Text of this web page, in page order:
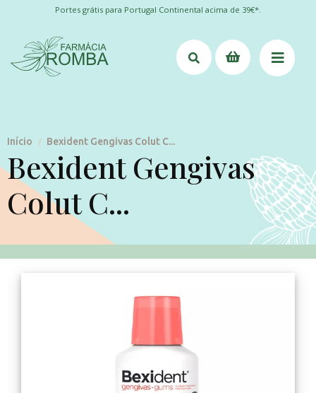
Portes grátis para Portugal Continental acima de 39€*.
Início / Bexident Gengivas Colut C...
Bexident Gengivas
Colut C...